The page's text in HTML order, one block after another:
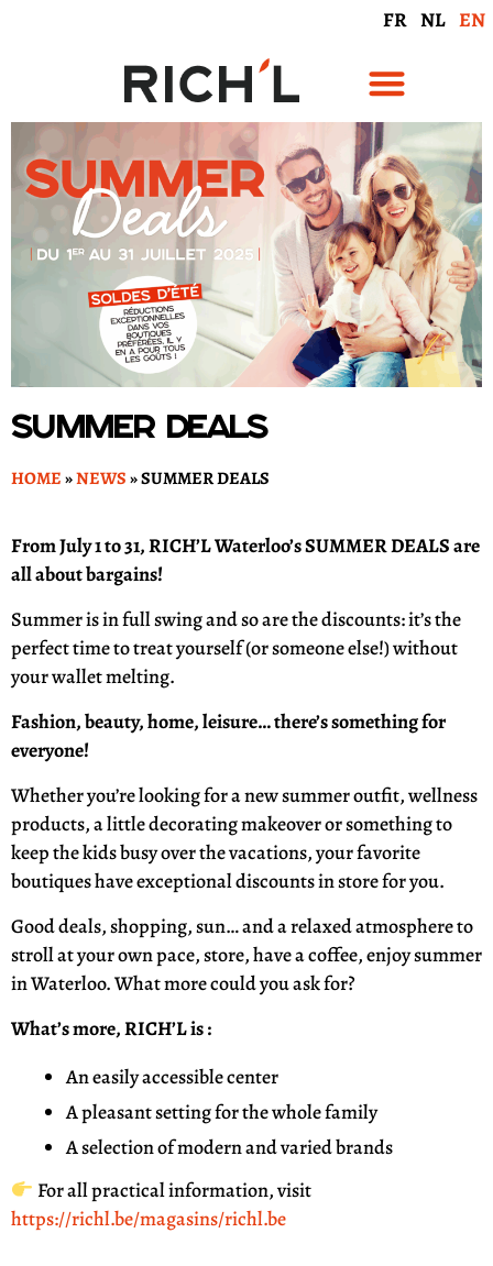
FR NL EN
Summer Deals
HOME»NEWS»SUMMER DEALS
From July 1 to 31, RICH’L Waterloo’s SUMMER DEALS are
all about bargains!
Summer is in full swing and so are the discounts: it’s the
perfect time to treat yourself (or someone else!) without
your wallet melting.
Fashion, beauty, home, leisure… there’s something for
everyone!
Whether you’re looking for a new summer outfit, wellness
products, a little decorating makeover or something to
keep the kids busy over the vacations, your favorite
boutiques have exceptional discounts in store for you.
Good deals, shopping, sun… and a relaxed atmosphere to
stroll at your own pace, store, have a coffee, enjoy summer
in Waterloo. What more could you ask for?
What’s more, RICH’L is :
An easily accessible center
A pleasant setting for the whole family
A selection of modern and varied brands
For all practical information, visit
https://richl.be/magasins/richl.be